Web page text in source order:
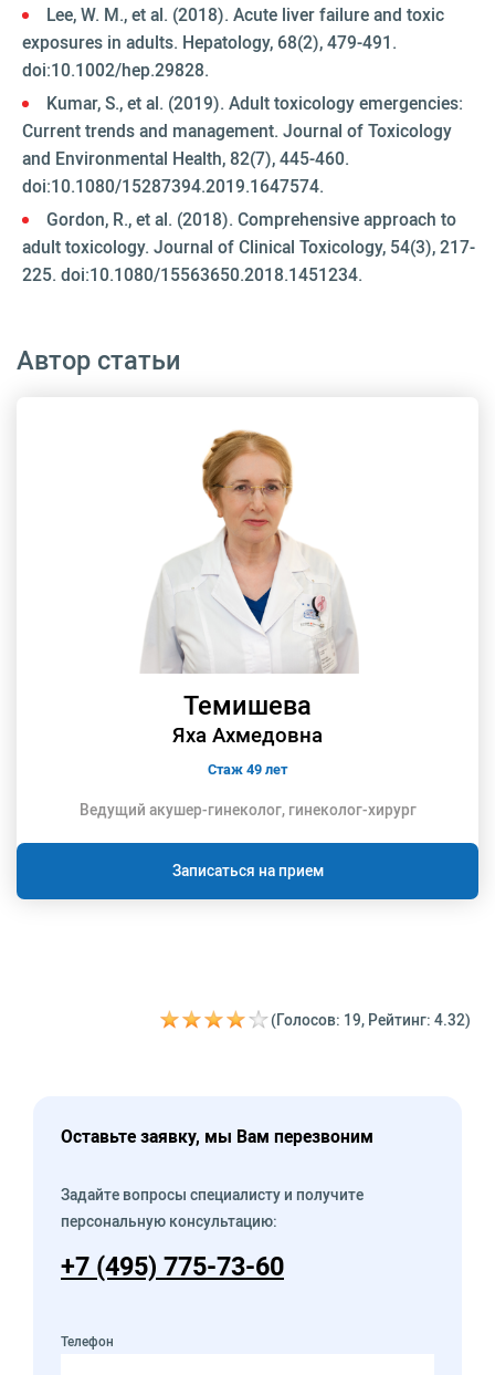
Lee, W. M., et al. (2018). Acute liver failure and toxic
exposures in adults. Hepatology, 68(2), 479-491.
doi:10.1002/hep.29828.
Kumar, S., et al. (2019). Adult toxicology emergencies:
Current trends and management. Journal of Toxicology
and Environmental Health, 82(7), 445-460.
doi:10.1080/15287394.2019.1647574.
Gordon, R., et al. (2018). Comprehensive approach to
adult toxicology. Journal of Clinical Toxicology, 54(3), 217-
225. doi:10.1080/15563650.2018.1451234.
Автор статьи
Темишева
Яха Ахмедовна
Стаж 49 лет
Ведущий акушер-гинеколог, гинеколог-хирург
Записаться на прием
(Голосов: 19, Рейтинг: 4.32)
Оставьте заявку, мы Вам перезвоним
Задайте вопросы специалисту и получите
персональную консультацию:
+7 (495) 775-73-60
Телефон